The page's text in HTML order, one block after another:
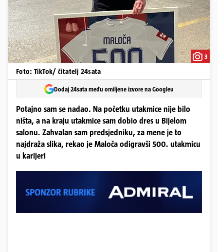
3
Foto: TikTok/ čitatelj 24sata
Dodaj 24sata među omiljene izvore na Googleu
Potajno sam se nadao. Na početku utakmice nije bilo
ništa, a na kraju utakmice sam dobio dres u Bijelom
salonu. Zahvalan sam predsjedniku, za mene je to
najdraža slika, rekao je Maloča odigravši 500. utakmicu
u karijeri